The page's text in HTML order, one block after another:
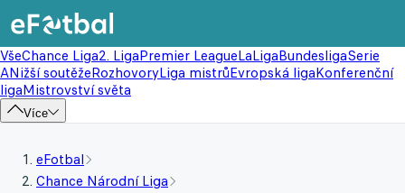
VšeChance Liga2. LigaPremier LeagueLaLigaBundesligaSerie
ANižší soutěžeRozhovoryLiga mistrůEvropská ligaKonferenční
ligaMistrovství světa
Více
eFotbal
Chance Národní Liga